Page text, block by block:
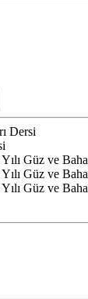
Dersi
Güz ve
Güz ve
Güz ve